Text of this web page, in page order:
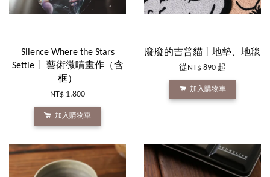
Silence Where the Stars
Settle丨 藝術微噴畫作（含
框）
NT$ 1,800
加入購物車
廢廢的吉普貓丨地墊、地毯
從 NT$ 890 起
加入購物車